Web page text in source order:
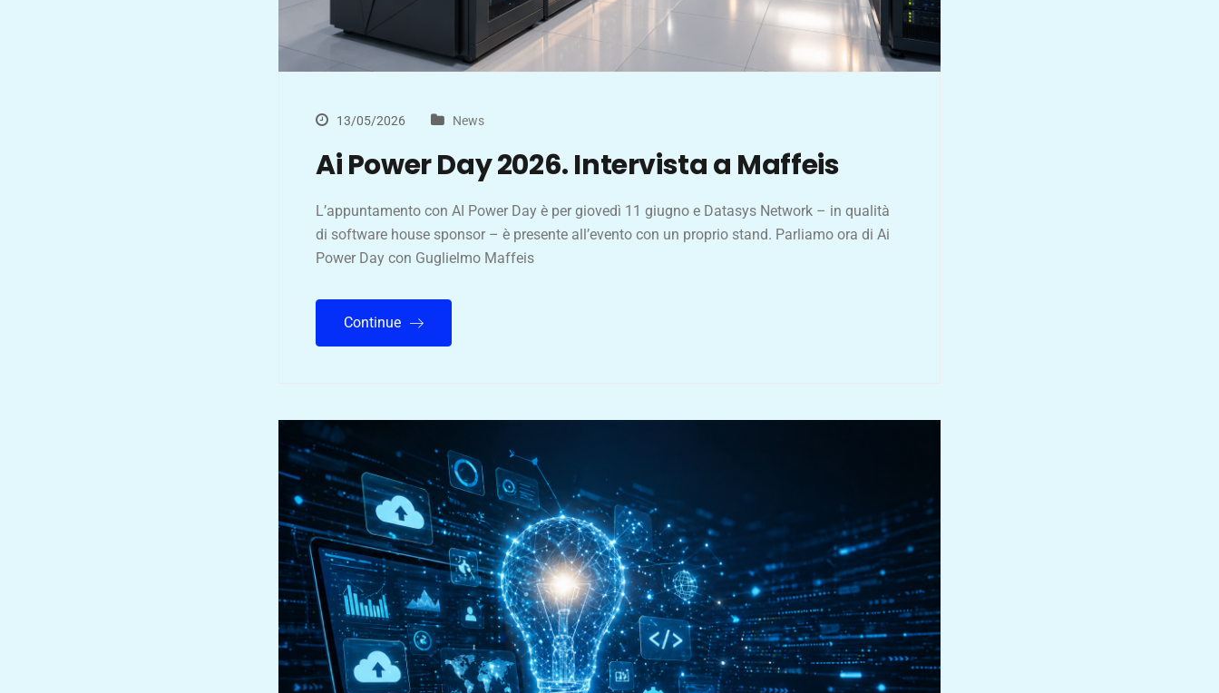
13/05/2026 News
Ai Power Day 2026. Intervista a Maffeis
L’appuntamento con AI Power Day è per giovedì 11 giugno e Datasys Network – in qualità
di software house sponsor – è presente all’evento con un proprio stand. Parliamo ora di Ai
Power Day con Guglielmo Maffeis
Continue